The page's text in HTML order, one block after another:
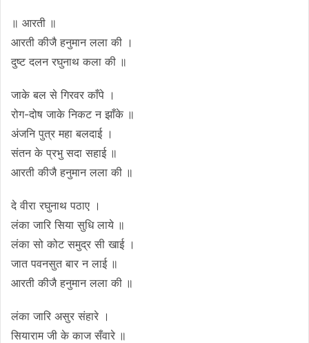
॥ आरती ॥
आरती कीजै हनुमान लला की ।
दुष्ट दलन रघुनाथ कला की ॥
जाके बल से गिरवर काँपे ।
रोग-दोष जाके निकट न झाँके ॥
अंजनि पुत्र महा बलदाई ।
संतन के प्रभु सदा सहाई ॥
आरती कीजै हनुमान लला की ॥
दे वीरा रघुनाथ पठाए ।
लंका जारि सिया सुधि लाये ॥
लंका सो कोट समुद्र सी खाई ।
जात पवनसुत बार न लाई ॥
आरती कीजै हनुमान लला की ॥
लंका जारि असुर संहारे ।
सियाराम जी के काज सँवारे ॥